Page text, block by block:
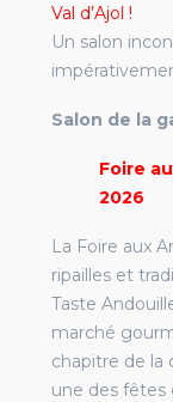
Val d’Ajol !
Un salon
Salon de la
Foire
2026
La Foire aux
ripailles et
Taste
marché
chapitre de la
une des fêtes